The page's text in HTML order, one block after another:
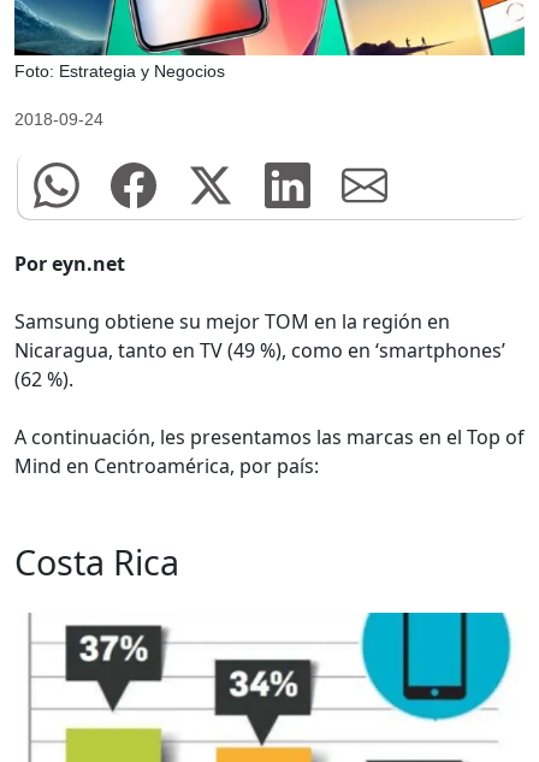
Foto: Estrategia y Negocios
2018-09-24
Por eyn.net
Samsung obtiene su mejor TOM en la región en
Nicaragua, tanto en TV (49 %), como en ‘smartphones’
(62 %).
A continuación, les presentamos las marcas en el Top of
Mind en Centroamérica, por país:
Costa Rica